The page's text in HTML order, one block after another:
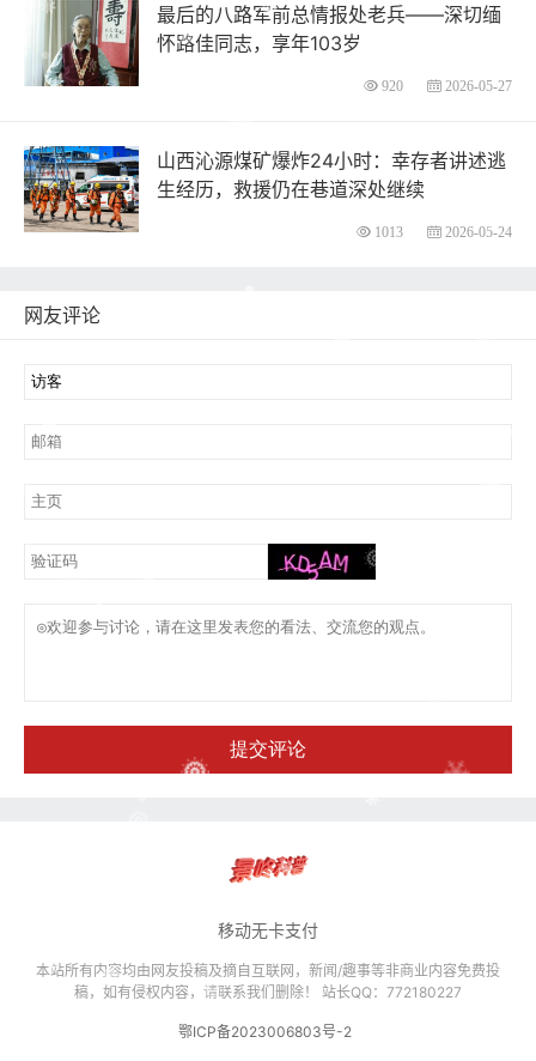
最后的八路军前总情报处老兵——深切缅
怀路佳同志，享年103岁
920 2026-05-27
山西沁源煤矿爆炸24小时：幸存者讲述逃
生经历，救援仍在巷道深处继续
1013 2026-05-24
网友评论
提交评论
移动无卡支付
本站所有内容均由网友投稿及摘自互联网，新闻/趣事等非商业内容免费投
稿，如有侵权内容，请联系我们删除！ 站长QQ：772180227
鄂ICP备2023006803号-2